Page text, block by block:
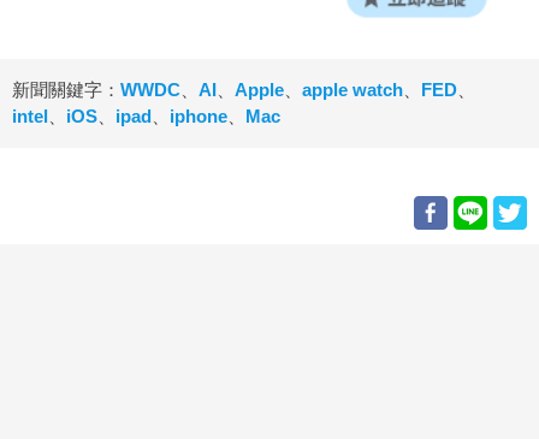
新聞關鍵字： WWDC AI Apple apple watch FED
intel
iOS ipad iphone Mac